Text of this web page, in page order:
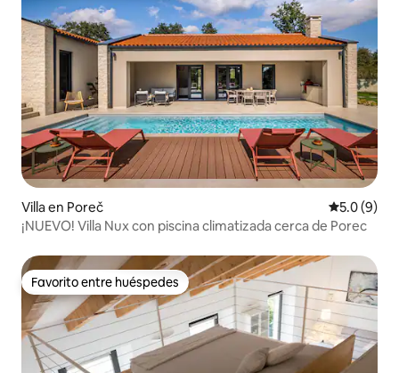
Villa en Poreč
5.0 (9)
¡NUEVO! Villa Nux con piscina climatizada cerca de Porec
Favorito entre huéspedes
Favorito entre huéspedes